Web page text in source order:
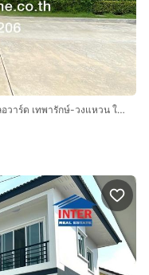
ายเอง)
าคารประเมิน 10 ล้าน
บ้านเดี่ยว 2 ชั้น 60.2 ตร.ว. หมู่บ้านบางกอกบูเลอวาร์ด เทพารักษ์-วงแหวน ใกล้เมกา บางนา ติดถนนเทพารักษ์ ถนนศรีนครินทร์ เมืองสมุทรปราการ